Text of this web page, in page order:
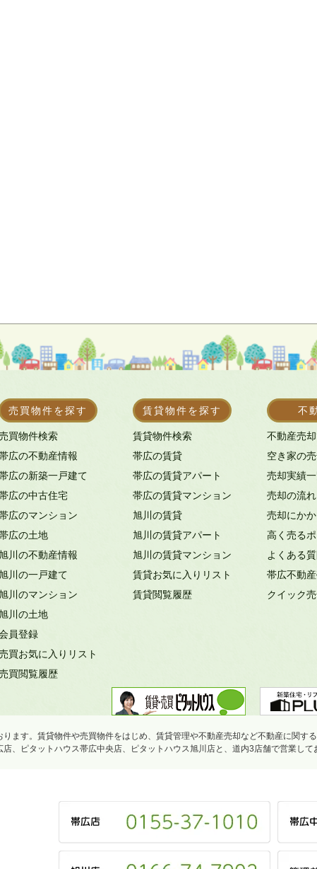
売買物件を探す
買物件検索
広の不動産情報
広の新築一戸建て
広の中古住宅
広のマンション
広の土地
川の不動産情報
川の一戸建て
川のマンション
川の土地
員登録
買お気に入りリスト
買閲覧履歴
賃貸物件を探す
賃貸物件検索
帯広の賃貸
帯広の賃貸アパート
帯広の賃貸マンション
旭川の賃貸
旭川の賃貸アパート
旭川の賃貸マンション
賃貸お気に入りリスト
賃貸閲覧履歴
不
不動産売
空き家の
売却実績
売却の流れ
売却にか
高く売る
よくある
帯広不動
クイック
ます。賃貸物件や売買物件をはじめ、賃貸管理や不動産売却など不動産に関す
、ピタットハウス帯広中央店、ピタットハウス旭川店と、道内3店舗で営業して